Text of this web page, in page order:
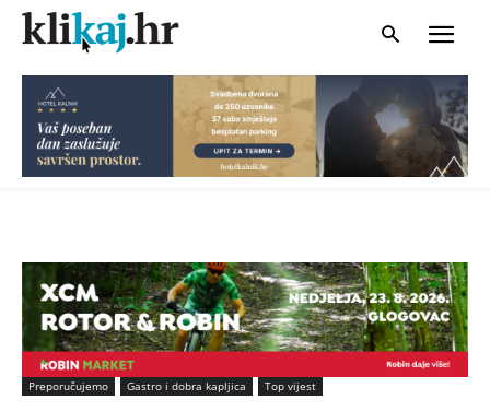
Preporučujemo Gastro i dobra kapljica Top vijest